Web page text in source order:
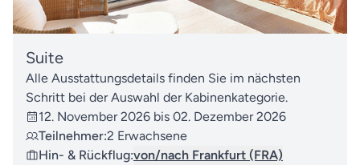
Suite
Alle Ausstattungsdetails finden Sie im nächsten
Schritt bei der Auswahl der Kabinenkategorie.
12. November 2026 bis 02. Dezember 2026
Teilnehmer:2 Erwachsene
Hin- & Rückflug:
von/nach Frankfurt (FRA)